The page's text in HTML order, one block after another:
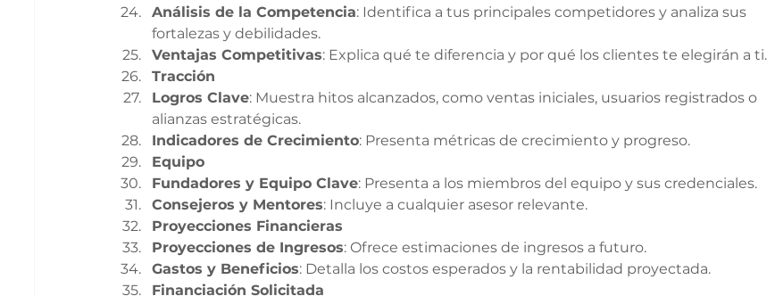
Análisis de la Competencia: Identifica a tus principales competidores y analiza sus
fortalezas y debilidades.
Ventajas Competitivas: Explica qué te diferencia y por qué los clientes te elegirán a ti.
Tracción
Logros Clave: Muestra hitos alcanzados, como ventas iniciales, usuarios registrados o
alianzas estratégicas.
Indicadores de Crecimiento: Presenta métricas de crecimiento y progreso.
Equipo
Fundadores y Equipo Clave: Presenta a los miembros del equipo y sus credenciales.
Consejeros y Mentores: Incluye a cualquier asesor relevante.
Proyecciones Financieras
Proyecciones de Ingresos: Ofrece estimaciones de ingresos a futuro.
Gastos y Beneficios: Detalla los costos esperados y la rentabilidad proyectada.
Financiación Solicitada